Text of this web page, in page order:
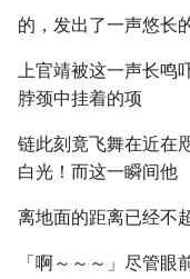
的，发出了一声悠长
上官靖被这一声长鸣
脖颈中挂着的项
链此刻竟飞舞在近在
白光！而这一瞬间他
离地面的距离已经不
「啊～～～」尽管